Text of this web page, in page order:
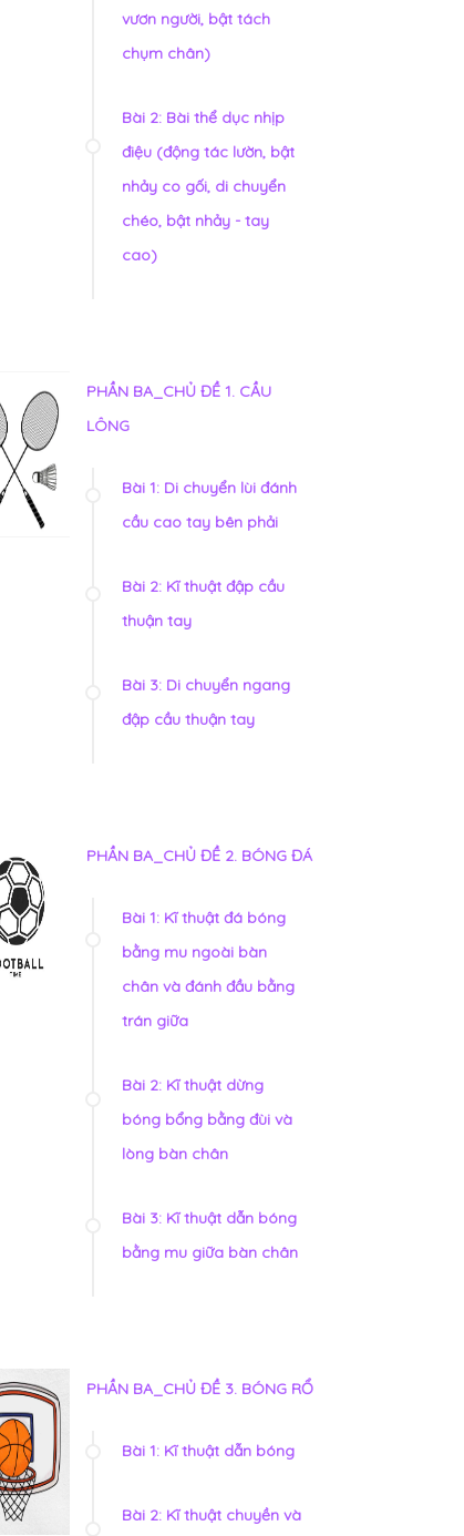
vươn người, bật tách
chụm chân)
Bài 2: Bài thể dục nhịp
điệu (động tác lườn, bật
nhảy co gối, di chuyển
chéo, bật nhảy - tay
cao)
PHẦN BA_CHỦ ĐỀ 1. CẦU
LÔNG
Bài 1: Di chuyển lùi đánh
cầu cao tay bên phải
Bài 2: Kĩ thuật đập cầu
thuận tay
Bài 3: Di chuyển ngang
đập cầu thuận tay
PHẦN BA_CHỦ ĐỀ 2. BÓNG ĐÁ
Bài 1: Kĩ thuật đá bóng
bằng mu ngoài bàn
chân và đánh đầu bằng
trán giữa
Bài 2: Kĩ thuật dừng
bóng bổng bằng đùi và
lòng bàn chân
Bài 3: Kĩ thuật dẫn bóng
bằng mu giữa bàn chân
PHẦN BA_CHỦ ĐỀ 3. BÓNG RỔ
Bài 1: Kĩ thuật dẫn bóng
Bài 2: Kĩ thuật chuyền và